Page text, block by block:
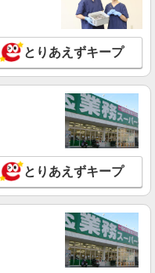
】原材料投入作業/時給
み/残業少なめ
箱崎ふ頭 車・バイク・自転
※敷地内徒歩1分） 面接
・現地近郊で出張面接致し
談・お問い合わせ下さい。
詳細を見る
】梱包材組立・梱包・入出
/土日休み/残業少なめ
香椎浜ふ頭 車・バイク・自
場有 ※敷地内徒歩1分） 面
とりあえずキープ
とりあえずキープ